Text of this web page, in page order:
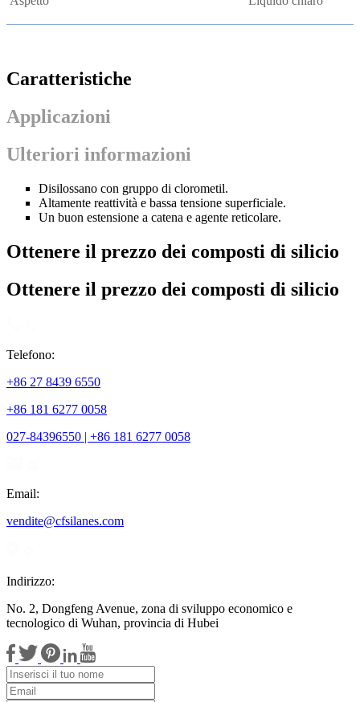
Caratteristiche
Applicazioni
Ulteriori informazioni
Disilossano con gruppo di clorometil.
Altamente reattività e bassa tensione superficiale.
Un buon estensione a catena e agente reticolare.
Ottenere il prezzo dei composti di silicio
Ottenere il prezzo dei composti di silicio
Telefono:
+86 27 8439 6550
+86 181 6277 0058
027-84396550 | +86 181 6277 0058
Email:
vendite@cfsilanes.com
Indirizzo:
No. 2, Dongfeng Avenue, zona di sviluppo economico e
tecnologico di Wuhan, provincia di Hubei